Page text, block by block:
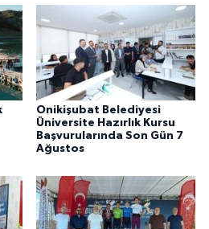
Onikişubat Belediyesi
Üniversite Hazırlık Kursu
Başvurularında Son Gün 7
Ağustos